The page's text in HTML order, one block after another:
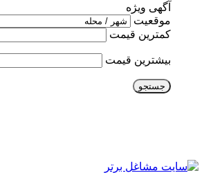
آگهی ویژه
موقعیت
کمترین قیمت
بیشترین قیمت
جستجو